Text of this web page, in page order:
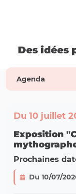
Des idées
Du 10 juillet
Exposition
Prochaines
Du 10/07/